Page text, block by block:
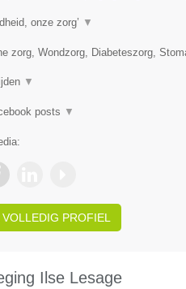
onze zorg’ ▼
zorg, Wondzorg, Diabeteszorg,
▼
posts ▼
PROFIEL
Ilse Lesage